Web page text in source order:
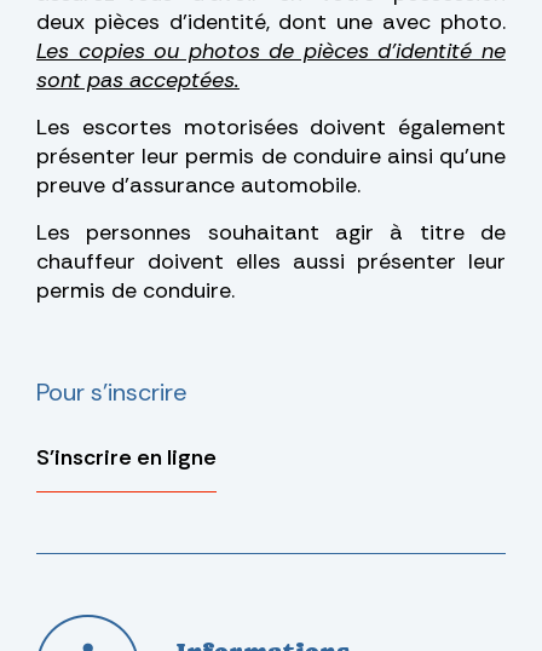
deux pièces d’identité, dont une avec photo.
Les copies ou photos de pièces d’identité ne
sont pas acceptées.
Les escortes motorisées doivent également
présenter leur permis de conduire ainsi qu’une
preuve d’assurance automobile.
Les personnes souhaitant agir à titre de
chauffeur doivent elles aussi présenter leur
permis de conduire.
Pour s'inscrire
S'inscrire en ligne